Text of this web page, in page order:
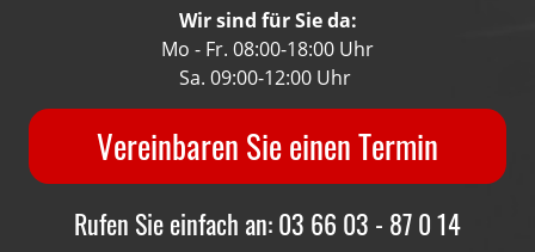
Wir sind für Sie da:
Mo - Fr. 08:00-18:00 Uhr
Sa. 09:00-12:00 Uhr
Vereinbaren Sie einen Termin
Rufen Sie einfach an: 03 66 03 - 87 0 14